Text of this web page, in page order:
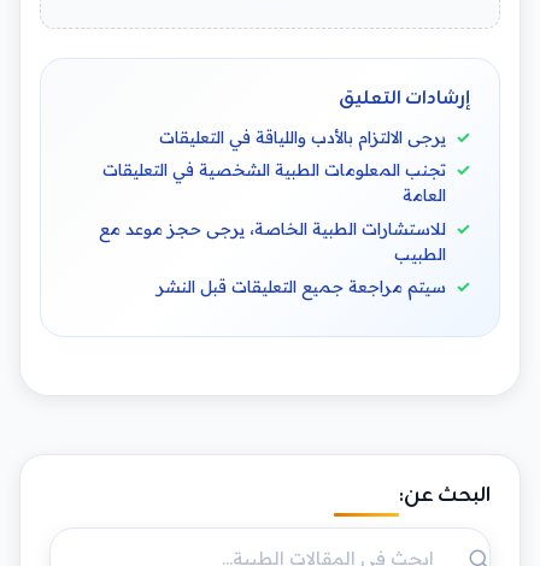
البحث عن:
إرشادات التعليق
يرجى الالتزام بالأدب واللياقة في التعليقات
تجنب المعلومات الطبية الشخصية في التعليقات
العامة
للاستشارات الطبية الخاصة، يرجى حجز موعد مع
الطبيب
سيتم مراجعة جميع التعليقات قبل النشر